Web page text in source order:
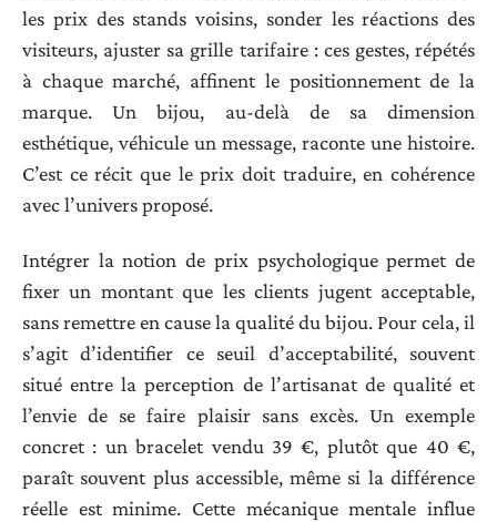
les prix des stands voisins, sonder les réactions des
visiteurs, ajuster sa grille tarifaire : ces gestes, répétés
à chaque marché, affinent le positionnement de la
marque. Un bijou, au-delà de sa dimension
esthétique, véhicule un message, raconte une histoire.
C’est ce récit que le prix doit traduire, en cohérence
avec l’univers proposé.
Intégrer la notion de prix psychologique permet de
fixer un montant que les clients jugent acceptable,
sans remettre en cause la qualité du bijou. Pour cela, il
s’agit d’identifier ce seuil d’acceptabilité, souvent
situé entre la perception de l’artisanat de qualité et
l’envie de se faire plaisir sans excès. Un exemple
concret : un bracelet vendu 39 €, plutôt que 40 €,
paraît souvent plus accessible, même si la différence
réelle est minime. Cette mécanique mentale influe